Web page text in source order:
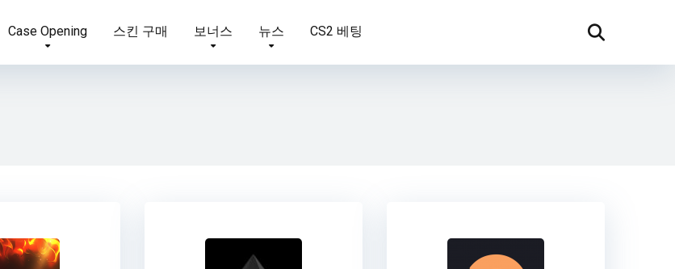
Case Opening 스킨 구매 보너스 뉴스 CS2 베팅